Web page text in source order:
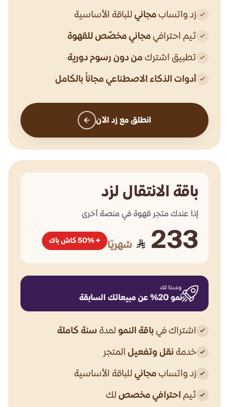
زد واتسابمجانيللباقة الأساسية
ثيم احترافيمجاني مخصّص للقهوة
تطبيق اشتركمن دون رسوم دورية
أدوات الذكاء الاصطناعي مجاناً بالكامل
انطلق مع زد الآن
باقة الانتقال لزد
إذا عندك متجر قهوة في منصة أخرى
233 شهريًا + 50% كاش باك
وعدنا لك
نمو 20% عن مبيعاتك السابقة
اشتراك فيباقة النمولمدةسنة كاملة
خدمةنقل وتفعيلالمتجر
زد واتسابمجانيللباقة الأساسية
ثيماحترافي مخصصلك